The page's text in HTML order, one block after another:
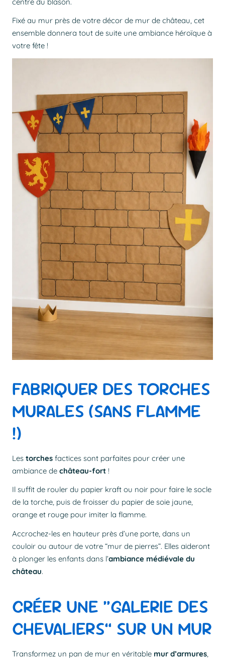
Fixé au mur près de votre décor de mur de château, cet
ensemble donnera tout de suite une ambiance héroïque à
votre fête !
FABRIQUER DES TORCHES
MURALES (SANS FLAMME
!)
Les torches factices sont parfaites pour créer une
ambiance de château-fort !
Il suffit de rouler du papier kraft ou noir pour faire le socle
de la torche, puis de froisser du papier de soie jaune,
orange et rouge pour imiter la flamme.
Accrochez-les en hauteur près d’une porte, dans un
couloir ou autour de votre “mur de pierres”. Elles aideront
à plonger les enfants dans l’ambiance médiévale du
château.
CRÉER UNE “GALERIE DES
CHEVALIERS” SUR UN MUR
Transformez un pan de mur en véritable mur d’armures,